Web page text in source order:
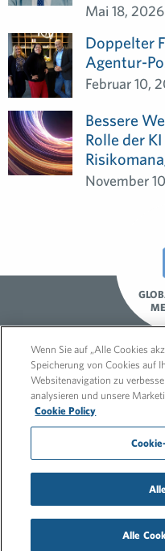
Mai 18, 2026
Doppelter
Agentur-
Februar 10,
Bessere
Rolle der
November
© 2026
Umwelt-
Wenn Sie auf „Alle Cookies
Speicherung von Cookies auf
Websitenavigation zu
analysieren und unsere
Cookie Policy
Alle